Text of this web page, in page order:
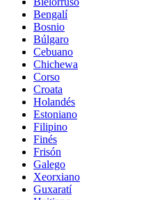
Bengalí
Bosnio
Búlgaro
Cebuano
Chichewa
Corso
Croata
Holandés
Estoniano
Filipino
Finés
Frisón
Galego
Xeorxiano
Guxaratí